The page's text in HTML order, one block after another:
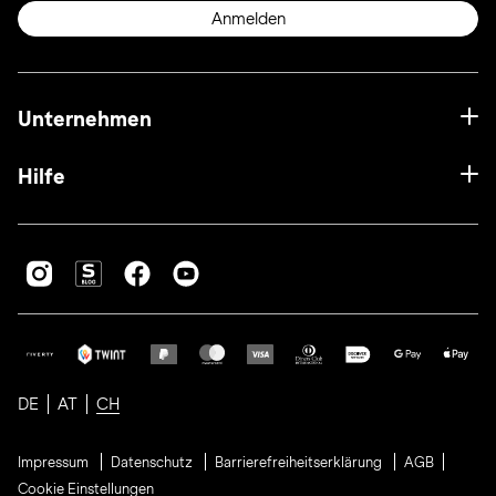
Anmelden
Unternehmen
Hilfe
DE AT CH
Impressum Datenschutz Barrierefreiheitserklärung
AGB
Cookie Einstellungen